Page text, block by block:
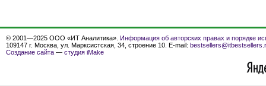
© 2001—2025 ООО «ИТ Аналитика». Информация об авторских правах и порядке
109147 г. Москва, ул. Марксистская, 34, строение 10. E-mail:
Создание сайта — студия iMake